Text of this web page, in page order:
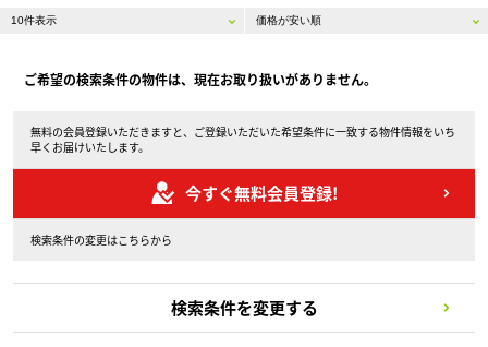
ご希望の検索条件の物件は、現在お取り扱いがありません。
無料の会員登録いただきますと、ご登録いただいた希望条件に一致する物件情報をいち
早くお届けいたします。
今すぐ無料会員登録!
検索条件の変更はこちらから
検索条件を変更する